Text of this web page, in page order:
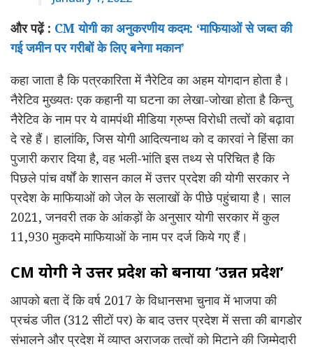
और पढ़ें : CM योगी का अनुकरणीय कदम: ‘माफियाओं से जब्त की
गई जमीन पर गरीबों के लिए बनेगा मकान’
कहा जाता है कि पत्रकारिता में नैरेटिव का अहम योगदान होता है।
नैरेटिव मुख्यतः एक कहानी या घटना का लेखा-जोखा होता है किन्तु
नैरेटिव के नाम पर ये वामपंथी मीडिया ग्रुप्स विरोधी तत्वों को बढ़ावा
दे रहे हैं। हालांकि, जिस योगी आदित्यनाथ को द कारवां ने हिंसा का
पुजारी करार दिया है, वह भली-भांति इस तथ्य से परिचित है कि
पिछले पांच वर्षों के शासन काल में उत्तर प्रदेश की योगी सरकार ने
प्रदेश केमाफियाओंको जेल के सलाखों के पीछे पहुंचाया है।साल
2021, जनवरी तक के आंकड़ों के अनुसार योगी सरकार में कुल
11,930 मुकदमे माफियाओं के नाम पर दर्ज किये गए हैं।
CM योगी ने उत्तर प्रदेश को बनाया ‘उन्नत प्रदेश’
आपको बता दें कि वर्ष 2017 के विधानसभा चुनाव में भाजपा की
प्रचंड जीत (312 सीटों पर)के बाद उत्तर प्रदेश में सत्ता की बागडोर
संभालने और प्रदेश में व्याप्त अराजक तत्वों को मिटाने की जिम्मेदारी